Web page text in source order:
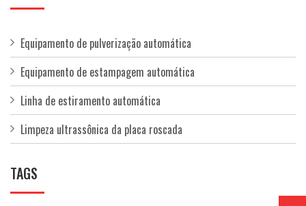
Equipamento de pulverização automática
Equipamento de estampagem automática
Linha de estiramento automática
Limpeza ultrassônica da placa roscada
TAGS